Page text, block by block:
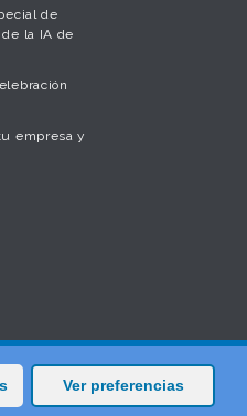
Ver preferencias
de
la IA de
empresa y